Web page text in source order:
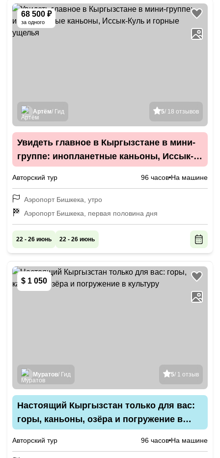
68 500 ₽
за одного
5/ 18 отзывов
Артём/ Гид
Увидеть главное в Кыргызстане в мини-
группе: инопланетные каньоны, Иссык-
Авторский тур 96 часов На машине
Аэропорт Бишкека, утро
Аэропорт Бишкека, первая половина дня
22 - 26 июнь 22 - 26 июнь
$ 1 050
5/ 1 отзыв
Муратов/ Гид
Настоящий Кыргызстан только для вас:
горы, каньоны, озёра и погружение в
Авторский тур 96 часов На машине